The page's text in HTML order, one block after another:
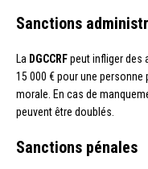
Sanctions
La DGCCRFpeut infliger des
15 000 € pour une personne
morale. En cas de
peuvent être doublés.
Sanctions pénales